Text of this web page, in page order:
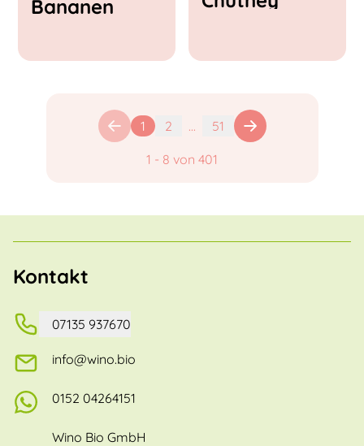
Bananen
1 2 ... 51
1 - 8 von 401
Kontakt
07135 937670
info@wino.bio
0152 04264151
Wino Bio GmbH